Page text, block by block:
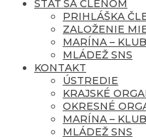
STAŤ SA ČLENOM
PRIHLÁŠKA
ZALOŽENIE
MARÍNA –
MLÁDEŽ SNS
KONTAKT
ÚSTREDIE
KRAJSKÉ
OKRESNÉ
MARÍNA –
MLÁDEŽ SNS